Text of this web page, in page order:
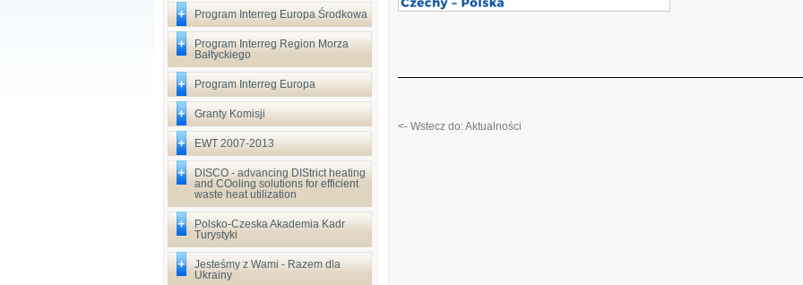
Program Interreg Europa Środkowa
Program Interreg Region Morza
Bałtyckiego
Program Interreg Europa
Granty Komisji
EWT 2007-2013
DISCO - advancing DIStrict heating
and COoling solutions for efficient
waste heat utilization
Polsko-Czeska Akademia Kadr
Turystyki
Jesteśmy z Wami - Razem dla
Ukrainy
<- Wstecz do: Aktualności